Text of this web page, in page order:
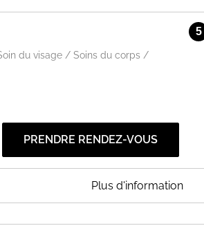
5
du visage / Soins du corps /
PRENDRE RENDEZ-VOUS
Plus d'information